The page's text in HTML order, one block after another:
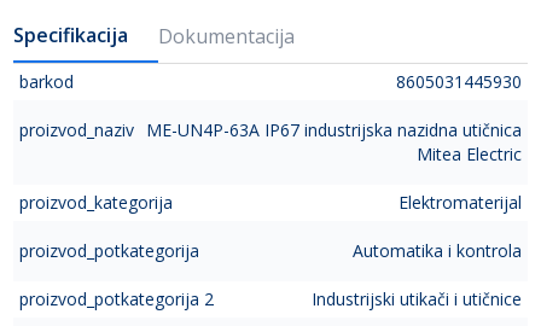
Specifikacija Dokumentacija
barkod 8605031445930
proizvod_naziv ME-UN4P-63A IP67 industrijska nazidna utičnica
Mitea Electric
proizvod_kategorija Elektromaterijal
proizvod_potkategorija Automatika i kontrola
proizvod_potkategorija 2 Industrijski utikači i utičnice